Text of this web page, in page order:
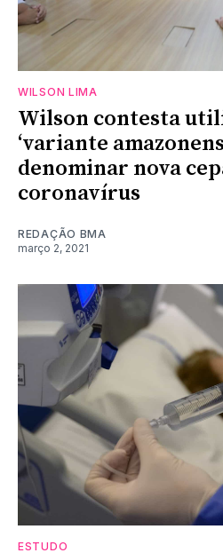
WILSON LIMA
Wilson contesta
‘variante
denominar nova
coronavírus
REDAÇÃO BMA
março 2, 2021
ESTUDO